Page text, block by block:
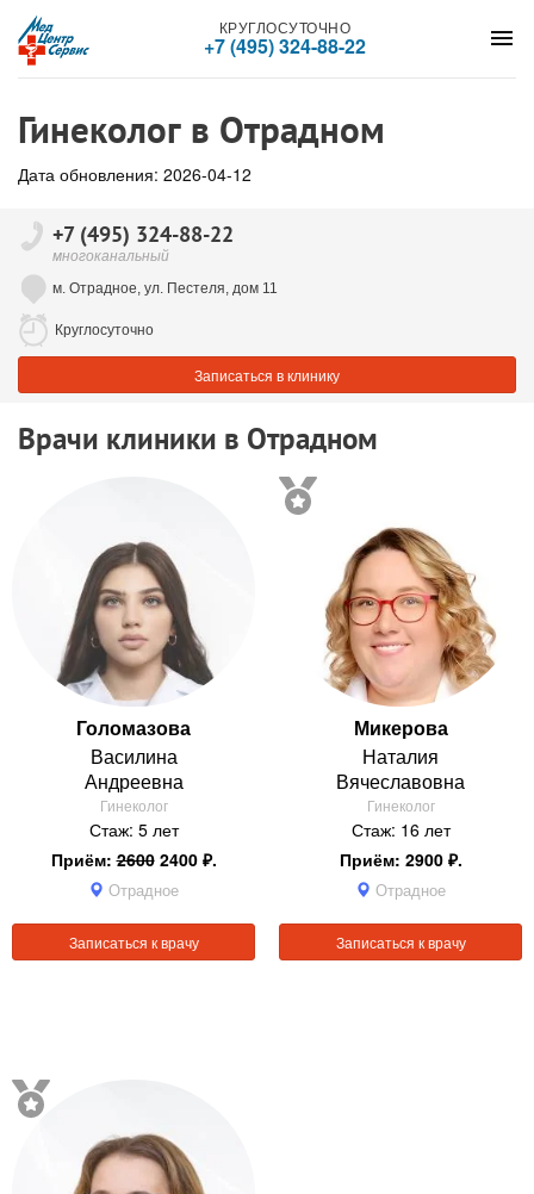
menu
КРУГЛОСУТОЧНО
+7 (495) 324-88-22
Гинеколог в Отрадном
Дата обновления: 2026-04-12
+7 (495) 324-88-22
многоканальный
м. Отрадное, ул. Пестеля, дом 11
Круглосуточно
Записаться в клинику
Врачи клиники в Отрадном
Голомазова
Василина
Андреевна
Гинеколог
Стаж: 5 лет
Приём:26002400 ₽.
Отрадное
Записаться к врачу
Микерова
Наталия
Вячеславовна
Гинеколог
Стаж: 16 лет
Приём: 2900 ₽.
Отрадное
Записаться к врачу